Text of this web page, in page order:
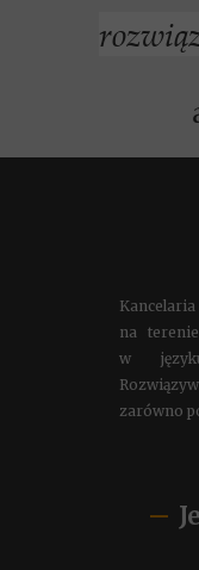
Kancelaria
na
w
zarówno